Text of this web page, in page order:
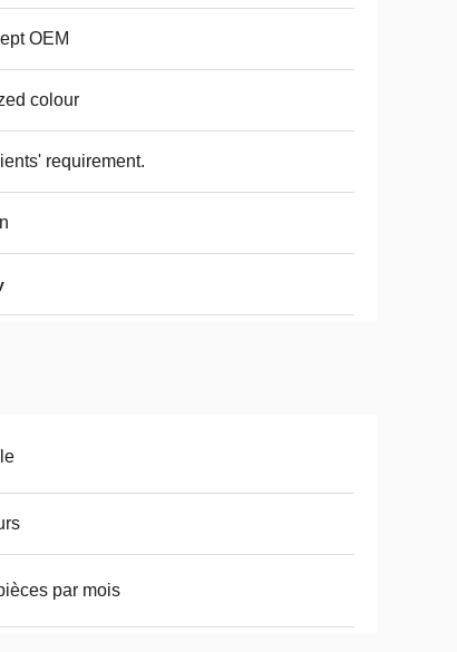
OEM
colour
requirement.
par mois